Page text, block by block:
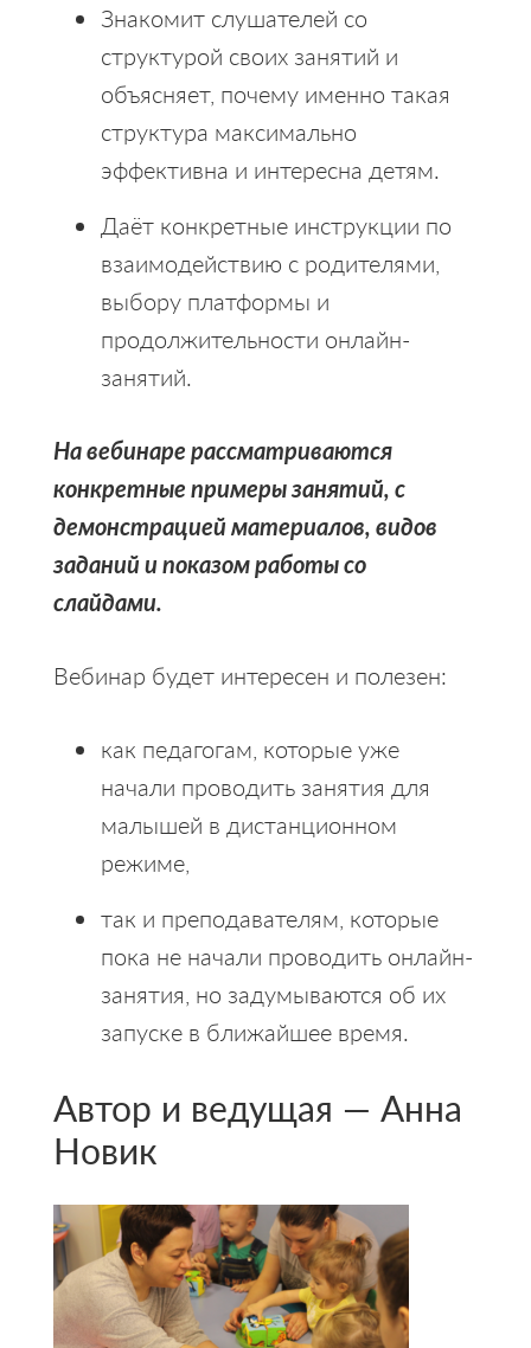
Знакомит слушателей со
структурой своих занятий и
объясняет, почему именно такая
структура максимально
эффективна и интересна детям.
Даёт конкретные инструкции по
взаимодействию с родителями,
выбору платформы и
продолжительности онлайн-
занятий.
На вебинаре рассматриваются
конкретные примеры занятий, с
демонстрацией материалов, видов
заданий и показом работы со
слайдами.
Вебинар будет интересен и полезен:
как педагогам, которые уже
начали проводить занятия для
малышей в дистанционном
режиме,
так и преподавателям, которые
пока не начали проводить онлайн-
занятия, но задумываются об их
запуске в ближайшее время.
Автор и ведущая — Анна
Новик